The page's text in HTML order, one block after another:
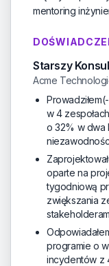
mentoring
Starszy
Acme
w 4
o 32% w dwa
oparte na
tygodniową
zwiększania
programie o
incydentów z